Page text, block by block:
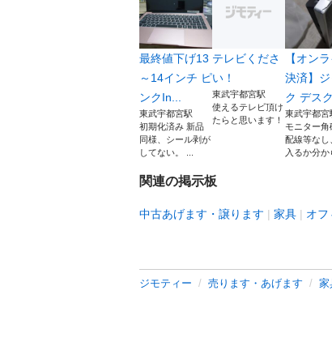
最終値下げ13
～14インチ ピ
ンクIn...
東武宇都宮駅
初期化済み 新品
同様、シール剥が
してない。 ...
テレビくださ
い！
東武宇都宮駅
使えるテレビ頂け
たらと思います！
【オン
決済】
ク デス
東武宇都宮
モニター角
配線等なし
入るか分か
関連の掲示板
中古あげます・譲ります 家具 オフ
ジモティー 売ります・あげます 家